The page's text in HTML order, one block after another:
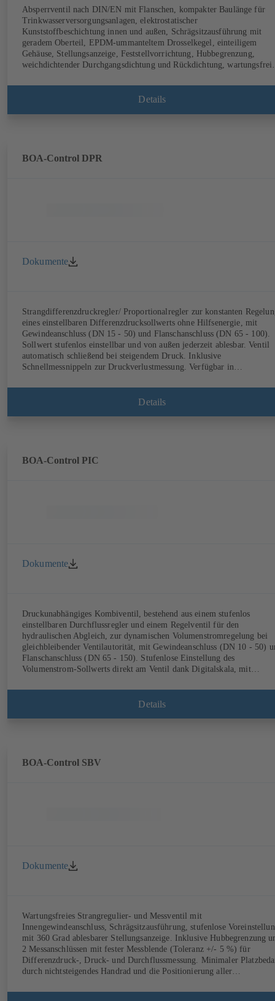
Absperrventil nach DIN/EN mit Flanschen, kompakter Baulänge für
Trinkwasserversorgungsanlagen, elektrostatischer
Kunststoffbeschichtung innen und außen, Schrägsitzausführung mit
geradem Oberteil, EPDM-ummanteltem Drosselkegel, einteiligem
Gehäuse, Stellungsanzeige, Feststellvorrichtung, Hubbegrenzung,
weichdichtender Durchgangsdichtung und Rückdichtung, wartungsfrei,
Details
BOA-Control DPR
Dokumente
Strangdifferenzdruckregler/ Proportionalregler zur konstanten
eines einstellbaren Differenzdrucksollwerts ohne Hilfsenergie, mit
Gewindeanschluss (DN 15 - 50) und Flanschanschluss (DN 65 - 100).
Sollwert stufenlos einstellbar und von außen jederzeit ablesbar. Ventil
automatisch schließend bei steigendem Druck. Inklusive
Schnellmessnippeln zur Druckverlustmessung. Verfügbar in
Gewinde- und von 80 bis 160 kPa im Flanschbereich.
Details
BOA-Control PIC
Dokumente
Druckunabhängiges Kombiventil, bestehend aus einem stufenlos
einstellbaren Durchflussregler und einem Regelventil für den
hydraulischen Abgleich, zur dynamischen Volumenstromregelung bei
gleichbleibender Ventilautorität, mit Gewindeanschluss (DN 10 - 50) und
Flanschanschluss (DN 65 - 150). Stufenlose Einstellung des
Volumenstrom-Sollwerts direkt am Ventil dank Digitalskala, mit
Druck und anliegendem Mindestdifferenzdruck. Verfügbar in
verschiedenen Volumenstrom-Regelbereichen (LF/HF) von 43 bis
Details
BOA-Control SBV
Dokumente
Wartungsfreies Strangregulier- und Messventil mit
Innengewindeanschluss, Schrägsitzausführung, stufenlose Voreinstellung
mit 360 Grad ablesbarer Stellungsanzeige. Inklusive Hubbegrenzung
2 Messanschlüssen mit fester Messblende (Toleranz +/- 5 %) für
Differenzdruck-, Druck- und Durchflussmessung. Minimaler
durch nichtsteigendes Handrad und die Positionierung aller